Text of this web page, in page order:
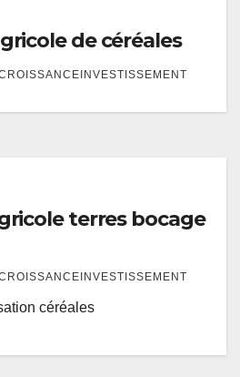
de céréales
terres bocage
céréales